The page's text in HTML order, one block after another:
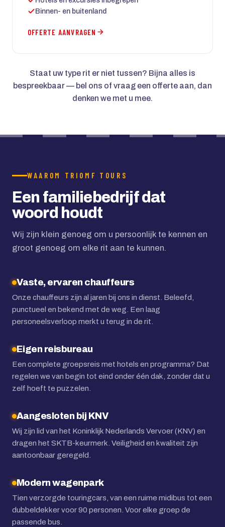
Binnen- en buitenland
OFFERTE AANVRAGEN
Staat uw type rit er niet tussen? Bijna alles is
bespreekbaar — bel ons of vraag een offerte aan, dan
denken we met u mee.
WAAROM TRIOMF TOURS
Een familiebedrijf dat
woord houdt
Wij zijn klein genoeg om u persoonlijk te kennen en
groot genoeg om elke rit aan te kunnen.
Vaste, ervaren chauffeurs
Onze chauffeurs zijn al jaren bij ons in dienst. Beleefd,
punctueel en bekend met de weg. Een laag
personeelsverloop merkt u terug in de rit.
Eigen reisbureau
Een complete groepsreis met hotels en programma? Dat
regelen we van begin tot eind onder één dak, zonder dat u
zelf hoeft te puzzelen.
Aangesloten bij KNV
Wij zijn lid van het Koninklijk Nederlands Vervoer (KNV) en
dragen het SKTB-keurmerk. Veiligheid en kwaliteit zijn
aantoonbaar geregeld.
Modern wagenpark
Tien verzorgde touringcars, van een ruime midibus tot een
dubbeldekker voor 90 personen. Voor elke groep de
passende bus.